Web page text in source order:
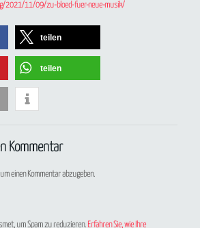
2021/11/09/zu-bloed-fuer-neue-musik/
teilen
teilen
Kommentar
einen Kommentar abzugeben.
um Spam zu reduzieren. Erfahren Sie, wie Ihre